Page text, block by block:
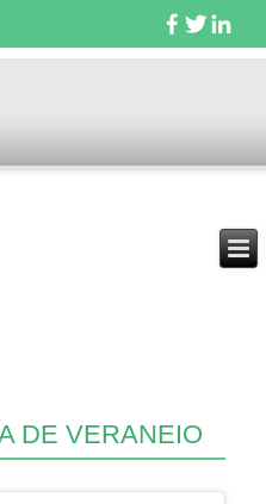
DE VERANEIO